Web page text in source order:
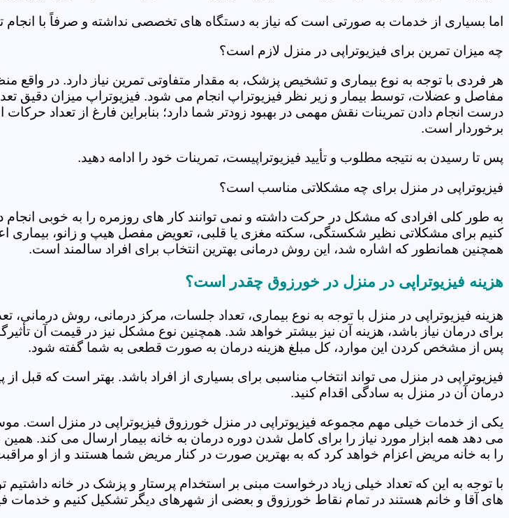
اما بسیاری از خدمات به صورتی است که نیاز به دستگاه های تخصصی نداشته و صرفاً با
چه میزان تمرین برای فیزیوتراپی در منزل لازم است؟
هر فردی با توجه به نوع بیماری و تشخیص پزشک، به مقدار متفاوتی تمرین نیاز دارد. در
مفاصل و عضلات، توسط بیمار و زیر نظر فیزیوتراپ انجام می شود. فیزیوتراپ میزان دقیق
درست انجام دادن تمرینات نقش مهمی در بهبود زودتر شما دارد؛ بنابراین فارغ از تعداد حرکات
برخوردار است.
پس تا رسیدن به نتیجه مطلوب و تأیید فیزیوتراپیست، تمرینات خود را ادامه دهید.
فیزیوتراپی در منزل برای چه مشکلاتی مناسب است؟
به طور کلی افرادی که مشکل در حرکت داشته و نمی توانند کار های روزمره را به خوبی انجام
کنیم برای مشکلاتی نظیر شکستگی، سکته مغزی یا قلبی، تعویض مفصل هیپ و زانو، بیماری
همچنین همانطور که اشاره شد، این روش درمانی بهترین انتخاب برای افراد سالمند است.
هزینه فیزیوتراپی در منزل در خورزوق چقدر است؟
هزینه فیزیوتراپی در منزل با توجه به نوع بیماری، تعداد جلسات، مرکز درمانی، روش
برای درمان نیاز باشد، هزینه آن نیز بیشتر خواهد شد. همچنین نوع مشکل نیز در قیمت آن
پس از مشخص کردن این موارد، کل مبلغ هزینه درمان به صورت قطعی به شما گفته شود.
فیزیوتراپی در منزل می تواند انتخاب مناسبی برای بسیاری از افراد باشد. بهتر است که
درمان آن در منزل به سادگی اقدام کنید.
یکی از خدمات خیلی مهم مجموعه فیزیوتراپی در منزل خورزوق فیزیوتراپی در منزل است.
می دهد همه ابزار مورد نیاز را برای کامل شدن دوره درمان به خانه بیمار ارسال می کند.
را به خانه مریض اعزام خواهد کرد که به بهترین صورت در کنار مریض شما هستند و از او
با توجه به این که تعداد خیلی زیاد درخواست مبنی بر استخدام پرستار و پزشک در خانه
های آقا و خانم هستند در تمام نقاط خورزوق و بعضی از شهرهای دیگر تشکیل کنیم و خدمات